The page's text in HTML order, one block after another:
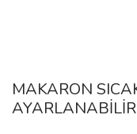
MAKARON